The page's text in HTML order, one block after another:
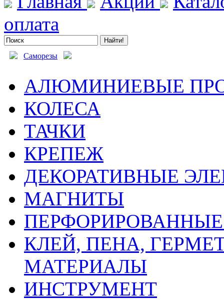
оплата
Саморезы
АЛЮМИНИЕВЫЕ
КОЛЕСА
ТАЧКИ
КРЕПЕЖ
ДЕКОРАТИВНЫЕ
МАГНИТЫ
КЛЕЙ, ПЕНА,
МАТЕРИАЛЫ
ИНСТРУМЕНТ